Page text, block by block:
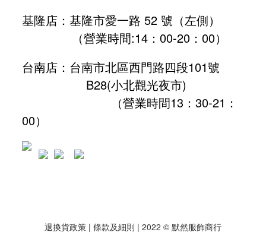
基隆店：基隆市愛一路 52 號（左側）
（營業時間:14：00-20：00）
台南店：台南市北區西門路四段101號
B28(小北觀光夜市)
（營業時間13：30-21：
00）
退換貨政策 | 條款及細則 | 2022 © 默然服飾商行